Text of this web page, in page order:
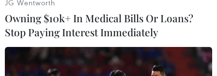
JG Wentworth
Owning $10k+ In Medical Bills Or Loans?
Stop Paying Interest Immediately